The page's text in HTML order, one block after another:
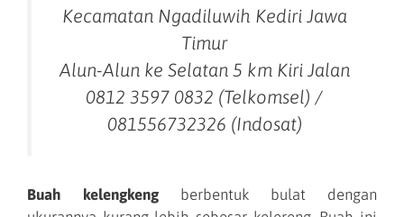
Kecamatan Ngadiluwih Kediri Jawa
Timur
Alun-Alun ke Selatan 5 km Kiri Jalan
0812 3597 0832 (Telkomsel) /
081556732326 (Indosat)
Buah kelengkengberbentuk bulat dengan